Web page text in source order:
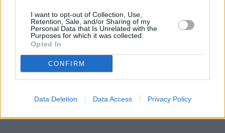
I want to opt-out of Collection, Use,
Retention, Sale, and/or Sharing of my
Personal Data that Is Unrelated with the
Purposes for which it was collected.
Opted In
CONFIRM
Data Deletion Data Access Privacy Policy